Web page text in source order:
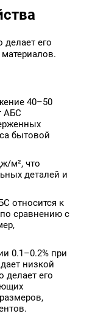
делает его
40–50
АБС
бытовой
м², что
деталей и
относится к
сравнению с
0.1–0.2% при
низкой
делает его